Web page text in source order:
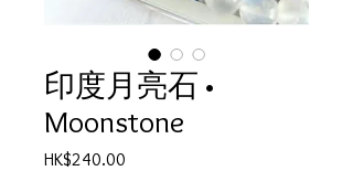
印度月亮石 •
Moonstone
HK$240.00